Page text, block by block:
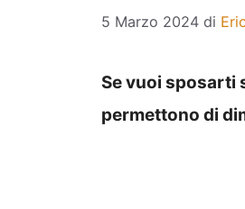
5 Marzo 2024 di
Se vuoi sposarti
permettono di